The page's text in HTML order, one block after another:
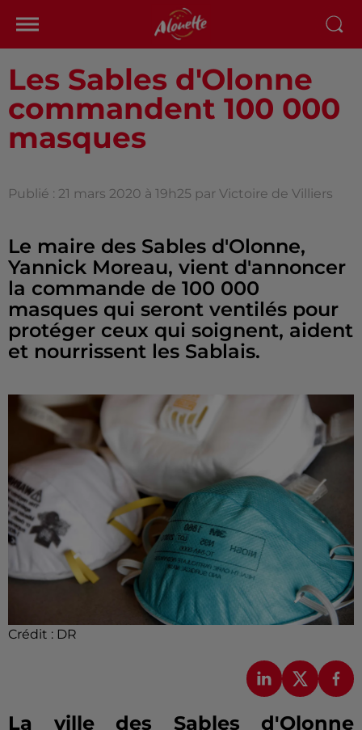
Les Sables d'Olonne
commandent 100 000
masques
Publié : 21 mars 2020 à 19h25 par Victoire de Villiers
Le maire des Sables d'Olonne,
Yannick Moreau, vient d'annoncer
la commande de 100 000
masques qui seront ventilés pour
protéger ceux qui soignent, aident
et nourrissent les Sablais.
Crédit : DR
La ville des Sables d'Olonne